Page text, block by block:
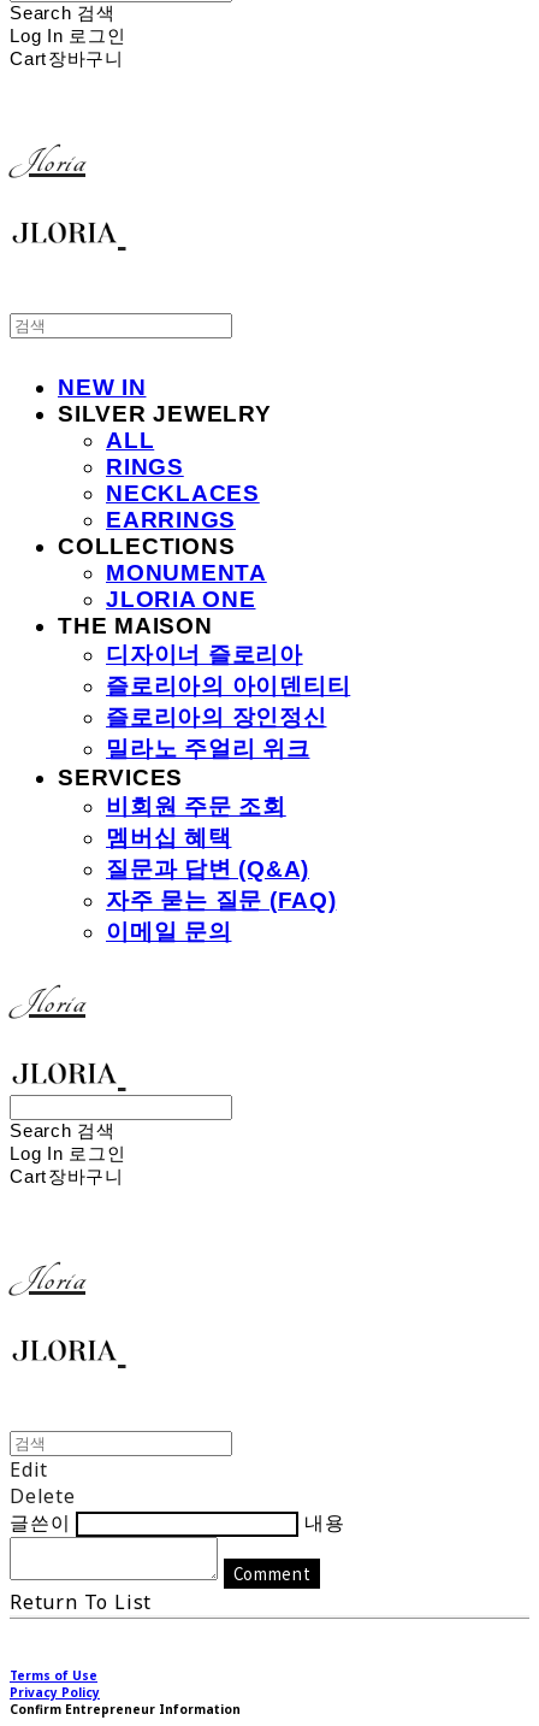
Search 검색
Log In 로그인
Cart장바구니
Jloria
NEW IN
SILVER JEWELRY
ALL
RINGS
NECKLACES
EARRINGS
COLLECTIONS
MONUMENTA
JLORIA ONE
THE MAISON
디자이너 즐로리아
즐로리아의 아이덴티티
즐로리아의 장인정신
밀라노 주얼리 위크
SERVICES
비회원 주문 조회
멤버십 혜택
질문과 답변 (Q&A)
자주 묻는 질문 (FAQ)
이메일 문의
Jloria
Search 검색
Log In 로그인
Cart장바구니
Jloria
Edit
Delete
글쓴이
내용
Comment
Return To List
Terms of Use
Privacy Policy
Confirm Entrepreneur Information